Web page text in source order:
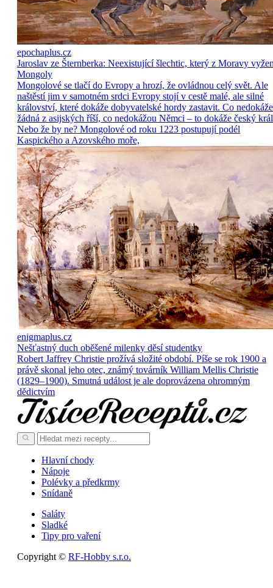
epochaplus.cz
Jaroslav ze Šternberka: Neexistující šlechtic, který z Moravy
Mongoly
Mongolové se tlačí do Evropy a hrozí, že ovládnou celý svět. Ale
naštěstí jim v samotném srdci Evropy stojí v cestě malé, ale silné
království, které dokáže dobyvatelské hordy zastavit. Co nedokáže
žádná z asijských říší, co nedokážou Němci – to dokáže český
Nebo že by ne? Mongolové od roku 1223 postupují podél
Kaspického a Azovského moře,
enigmaplus.cz
Nešťastný duch oběšené milenky děsí studentky
Robert Jaffrey Christie prožívá složité období. Píše se rok 1900 a
právě skonal jeho otec, známý továrník William Mellis Christie
(1829–1900). Smutná událost je ale doprovázena ohromným
dědictvím
Hlavní chody
Nápoje
Polévky a předkrmy
Snídaně
Saláty
Sladké
Tipy pro vaření
Copyright © RF-Hobby s.r.o.